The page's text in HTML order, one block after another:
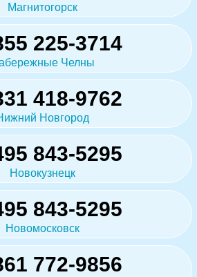
Магнитогорск
225-3714
Челны
418-9762
Новгород
843-5295
Новокузнецк
843-5295
Новомосковск
772-9856